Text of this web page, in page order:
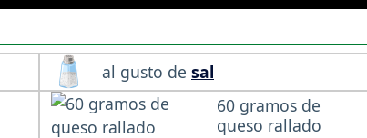
al gusto de sal
60 gramos de
queso rallado